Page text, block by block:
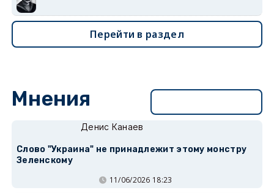
Перейти в раздел
Мнения
Денис Канаев
Слово "Украина" не принадлежит этому монстру
Зеленскому
11/06/2026 18:23